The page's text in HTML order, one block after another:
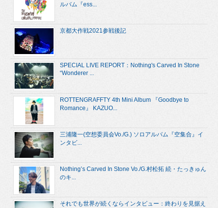
ルバム『ess...
京都大作戦2021参戦後記
SPECIAL LIVE REPORT：Nothing's Carved In Stone
“Wonderer ...
ROTTENGRAFFTY 4th Mini Album 『Goodbye to
Romance』 KAZUO...
三浦隆一(空想委員会Vo./G.) ソロアルバム『空集合』イ
ンタビ...
Nothing’s Carved In Stone Vo./G.村松拓 続・たっきゅん
のキ...
それでも世界が続くならインタビュー：終わりを見据え